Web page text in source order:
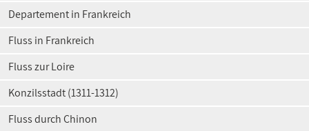
Departement in Frankreich
Fluss in Frankreich
Fluss zur Loire
Konzilsstadt (1311-1312)
Fluss durch Chinon